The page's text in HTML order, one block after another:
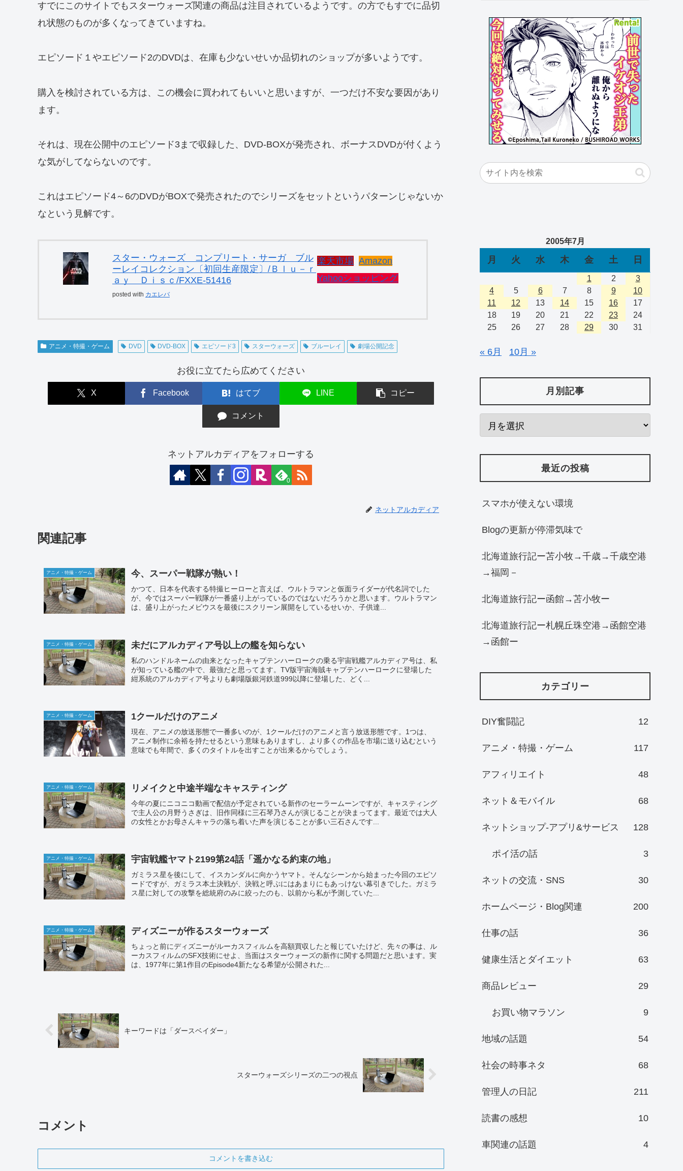
すでにこのサイトでもスターウォーズ関連の商品は注目されているようです。の方でもすでに品切
れ状態のものが多くなってきていますね。
エピソード１やエピソード2のDVDは、在庫も少ないせいか品切れのショップが多いようです。
購入を検討されている方は、この機会に買われてもいいと思いますが、一つだけ不安な要因があり
ます。
それは、現在公開中のエピソード3まで収録した、DVD-BOXが発売され、ボーナスDVDが付くよう
な気がしてならないのです。
これはエピソード4～6のDVDがBOXで発売されたのでシリーズをセットというパターンじゃないか
なという見解です。
スター・ウォーズ コンプリート・サーガ ブル
ーレイコレクション〔初回生産限定〕/Ｂｌｕ－ｒ
ａｙ Ｄｉｓｃ/FXXE-51416
posted with カエレバ
楽天市場 Amazon
Yahooショッピング
アニメ・特撮・ゲーム DVD DVD-BOX エピソード3 スターウォーズ ブルーレイ 劇場公開記念
お役に立てたら広めてください
X Facebook はてブ LINE コピー
コメント
ネットアルカディアをフォローする
0
ネットアルカディア
関連記事
アニメ・特撮・ゲーム 今、スーパー戦隊が熱い！
かつて、日本を代表する特撮ヒーローと言えば、ウルトラマンと仮面ライダーが代名詞でした
が、今ではスーパー戦隊が一番盛り上がっているのではないだろうかと思います。ウルトラマン
は、盛り上がったメビウスを最後にスクリーン展開をしているせいか、子供達...
アニメ・特撮・ゲーム 未だにアルカディア号以上の艦を知らない
私のハンドルネームの由来となったキャプテンハーロークの乗る宇宙戦艦アルカディア号は、私
が知っている艦の中で、最強だと思ってます。TV版宇宙海賊キャプテンハーロークに登場した
紺系統のアルカディア号よりも劇場版銀河鉄道999以降に登場した、どく...
アニメ・特撮・ゲーム 1クールだけのアニメ
現在、アニメの放送形態で一番多いのが、1クールだけのアニメと言う放送形態です。1つは、
アニメ制作に余裕を持たせるという意味もありますし、より多くの作品を市場に送り込むという
意味でも年間で、多くのタイトルを出すことが出来るからでしょう。
アニメ・特撮・ゲーム リメイクと中途半端なキャスティング
今年の夏にニコニコ動画で配信が予定されている新作のセーラームーンですが、キャスティング
で主人公の月野うさぎは、旧作同様に三石琴乃さんが演じることが決まってます。最近では大人
の女性とかお母さんキャラの落ち着いた声を演じることが多い三石さんです...
アニメ・特撮・ゲーム 宇宙戦艦ヤマト2199第24話「遥かなる約束の地」
ガミラス星を後にして、イスカンダルに向かうヤマト。そんなシーンから始まった今回のエピソ
ードですが、ガミラス本土決戦が、決戦と呼ぶにはあまりにもあっけない幕引きでした。ガミラ
ス星に対しての攻撃を総統府のみに絞ったのも、以前から私が予測していた...
アニメ・特撮・ゲーム ディズニーが作るスターウォーズ
ちょっと前にディズニーがルーカスフィルムを高額買収したと報じていたけど、先々の事は、ル
ーカスフィルムのSFX技術にせよ、当面はスターウォーズの新作に関する問題だと思います。実
は、1977年に第1作目のEpisode4新たなる希望が公開された...
キーワードは「ダースベイダー」
スターウォーズシリーズの二つの視点
コメント
コメントを書き込む
2005年7月
月 火 水 木 金 土 日
1 2
3
4
5 6 7 8 9
10
11
12 13 14 15 16
17
18
19 20 21 22 23
24
25
26 27 28 29 30 31
« 6月 10月 »
月別記事
最近の投稿
スマホが使えない環境
Blogの更新が停滞気味で
北海道旅行記ー苫小牧→千歳→千歳空港
→福岡－
北海道旅行記ー函館→苫小牧ー
北海道旅行記ー札幌丘珠空港→函館空港
→函館ー
カテゴリー
DIY奮闘記 12
アニメ・特撮・ゲーム 117
アフィリエイト 48
ネット＆モバイル 68
ネットショップ-アプリ&サービス 128
ポイ活の話 3
ネットの交流・SNS 30
ホームページ・Blog関連 200
仕事の話 36
健康生活とダイエット 63
商品レビュー 29
お買い物マラソン 9
地域の話題 54
社会の時事ネタ 68
管理人の日記 211
読書の感想 10
車関連の話題 4